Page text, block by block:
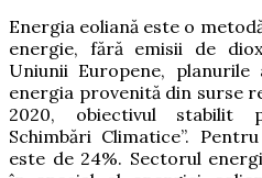
Energia eoliană este o
energie, fără emisii de
Uniunii Europene,
energia provenită din surse
2020, obiectivul stabilit
Schimbări Climatice”.
este de 24%. Sectorul